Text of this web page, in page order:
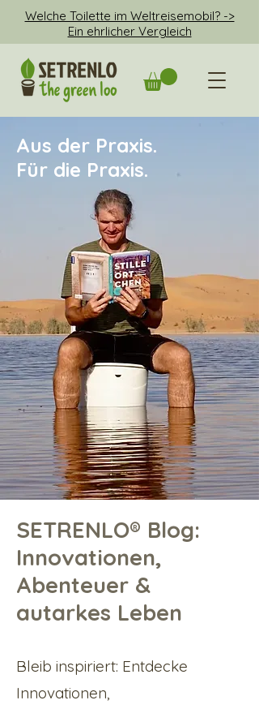
Welche Toilette im Weltreisemobil? ->
Ein ehrlicher Vergleich
Aus der Praxis.
Für die Praxis.
SETRENLO® Blog:
Innovationen,
Abenteuer &
autarkes Leben
Bleib inspiriert: Entdecke
Innovationen,